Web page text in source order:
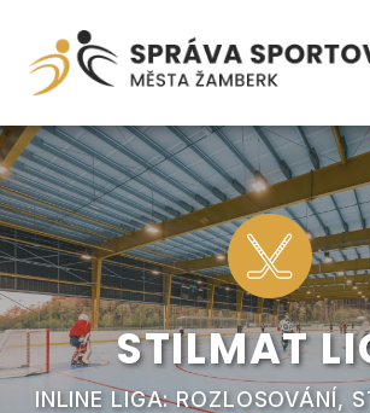
STILMAT
INLINE LIGA: ROZLOSOVÁNÍ,